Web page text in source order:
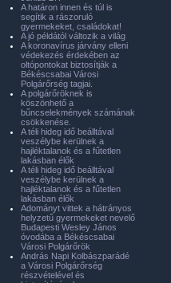
A határon innen és túl is
segítik a rászoruló
gyermekeket, családokat!
A jó példától változik a világ
A koronavírus járvány elleni
védekezés érdekében az
oltópontokat biztosítják a
Békéscsabai Városi
Polgárőrség tagjai.
A polgárőröknek is
köszönhető a
bűncselekmények számának
csökkenése.
A téli hideg idő beálltával
veszélybe kerülnek a
hajléktalanok és a fűtetlen
lakásban élők
A téli hideg idő beálltával
veszélybe kerülnek a
hajléktalanok és a fűtetlen
lakásban élők
Adományt vittek a hátrányos
helyzetű gyermekeket nevelő
Budapesti Wesley János
óvodába a Békéscsabai
Városi Polgárőrök
András Napi Kolbászparádé
a Városi Polgárőrség
részvételével és